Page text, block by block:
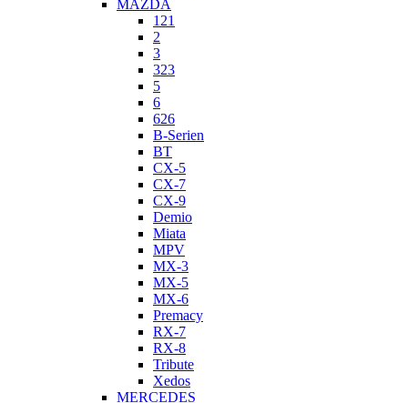
MAZDA
121
2
3
323
5
6
626
B-Serien
BT
CX-5
CX-7
CX-9
Demio
Miata
MPV
MX-3
MX-5
MX-6
Premacy
RX-7
RX-8
Tribute
Xedos
MERCEDES